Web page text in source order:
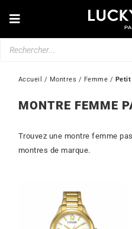
auToggle
Navigation
BOUCLES D’OREILLES
SECONDE MAIN
Accueil / Montres / Femme / Petit
MONTRE FEMME
Trouvez une montre femme
montres de marque.